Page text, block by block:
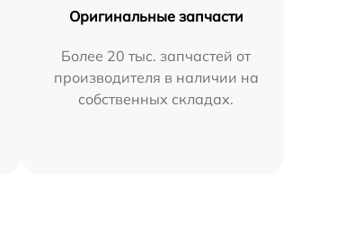
Оригинальные запчасти
Более 20 тыс. запчастей от
производителя в наличии на
собственных складах.